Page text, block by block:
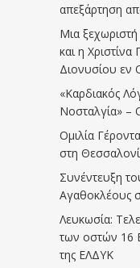
απεξάρτηση
Μια
και η
Διονυσίου εν
«Καρδιακός
Νοσταλγία» –
Ομιλία
στη
Συνέντευξη
Αγαθοκλέους
Λευκωσία:
των οστών 16
της ΕΛΔΥΚ